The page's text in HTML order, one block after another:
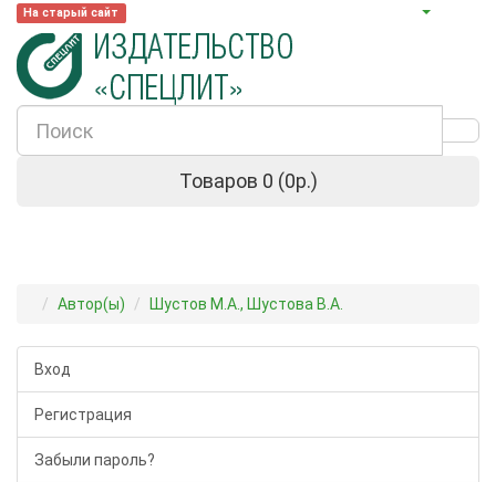
На старый сайт
Товаров 0 (0р.)
Автор(ы) Шустов М.А., Шустова В.А.
Вход
Регистрация
Забыли пароль?